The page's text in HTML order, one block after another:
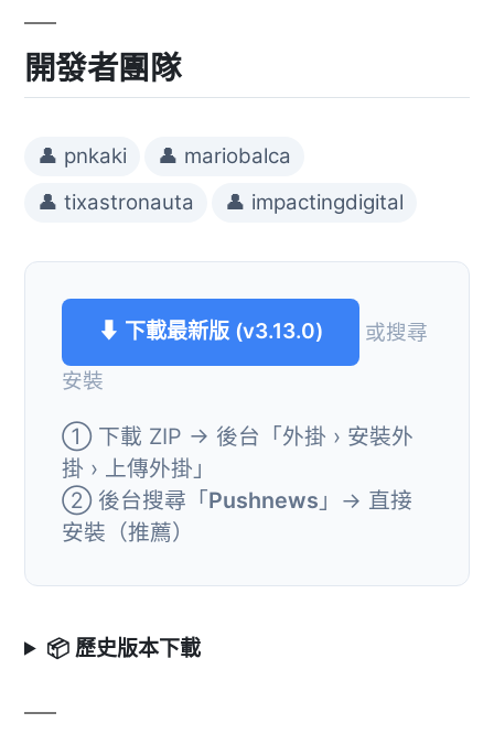
開發者團隊
👤 pnkaki
👤 mariobalca
👤 tixastronauta
👤 impactingdigital
⬇ 下載最新版 (v3.13.0)
或搜尋
安裝
① 下載 ZIP → 後台「外掛 › 安裝外
掛 › 上傳外掛」
② 後台搜尋「Pushnews 」→ 直接
安裝（推薦）
📦 歷史版本下載